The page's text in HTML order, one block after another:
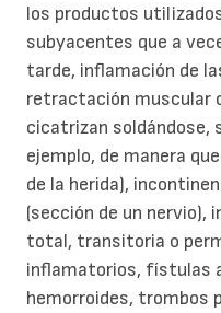
los productos
subyacentes que a
tarde, inflamación de
retractación muscular
cicatrizan soldándose,
ejemplo, de manera
de la herida),
(sección de un nervio),
total, transitoria o
inflamatorios, fístulas
hemorroides, trombos